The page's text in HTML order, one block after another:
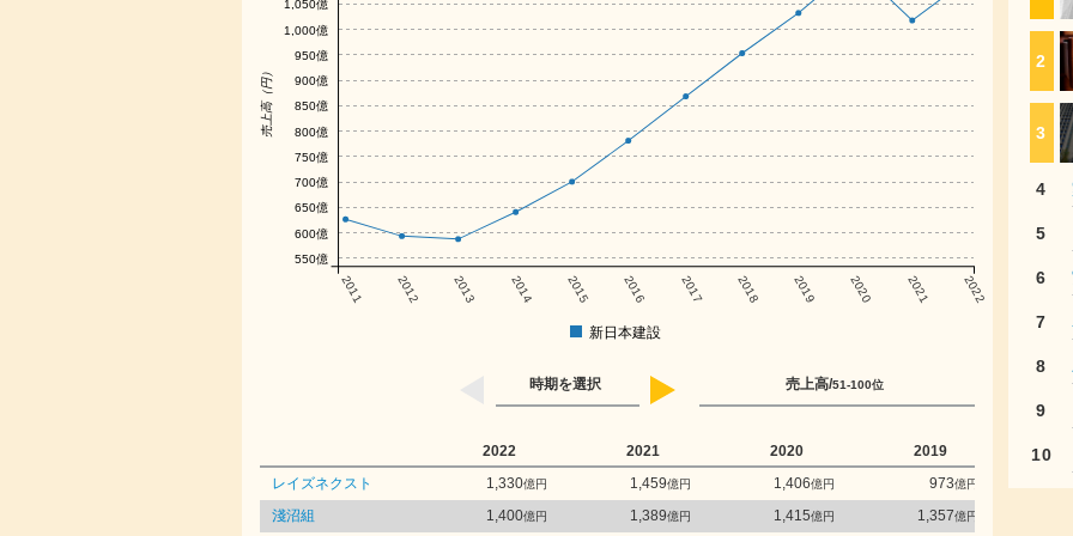
2011 2012 2013 2014 2015 2016 2017 2018 2019 2020 2021 2022
売上高（円）
550億
600億
650億
700億
750億
800億
850億
900億
950億
1,000億
1,050億
新日本建設
売上高/51-100位
時期を選択
2022 2021 2020 2019
レイズネクスト
1,330億円 1,459億円 1,406億円 973億円
淺沼組 1,400億円 1,389億円 1,415億円 1,357億円
2
3
4
5
6
7
8
9
10